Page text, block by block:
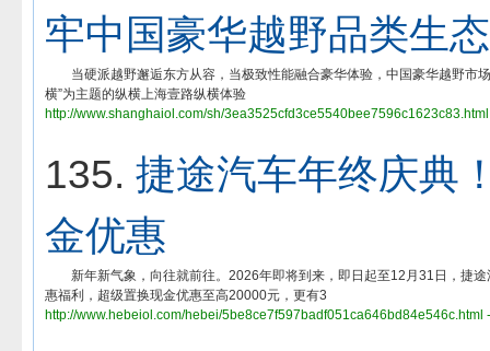
牢中国豪华越野品类生
当硬派越野邂逅东方从容，当极致性能融合豪华体验，中国豪华越野市
横”为主题的纵横上海壹路纵横体验
http://www.shanghaiol.com/sh/
135. 捷途汽车年终庆典
金优惠
新年新气象，向往就前往。2026年即将到来，即日起至12月31日，捷途
惠福利，超级置换现金优惠至高20000元，更有3
http://www.hebeiol.com/hebei/5be8ce7f597badf051ca646bd84e546c.html